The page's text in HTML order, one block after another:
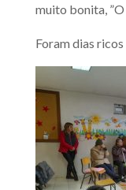
muito bonita, ”O
Foram dias